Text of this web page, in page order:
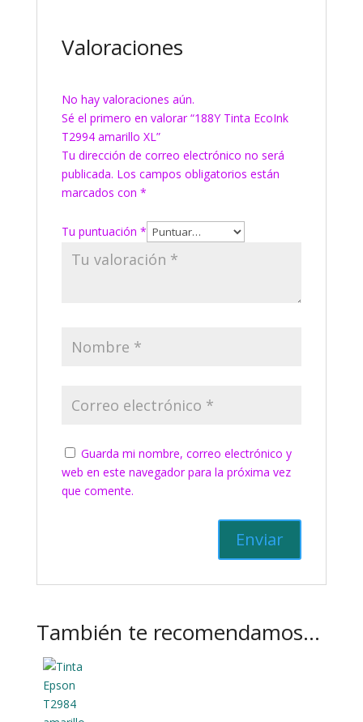
Valoraciones
No hay valoraciones aún.
Sé el primero en valorar “188Y Tinta EcoInk
T2994 amarillo XL”
Tu dirección de correo electrónico no será
publicada. Los campos obligatorios están
marcados con *
Tu puntuación *
Guarda mi nombre, correo electrónico y
web en este navegador para la próxima vez
que comente.
También te recomendamos…